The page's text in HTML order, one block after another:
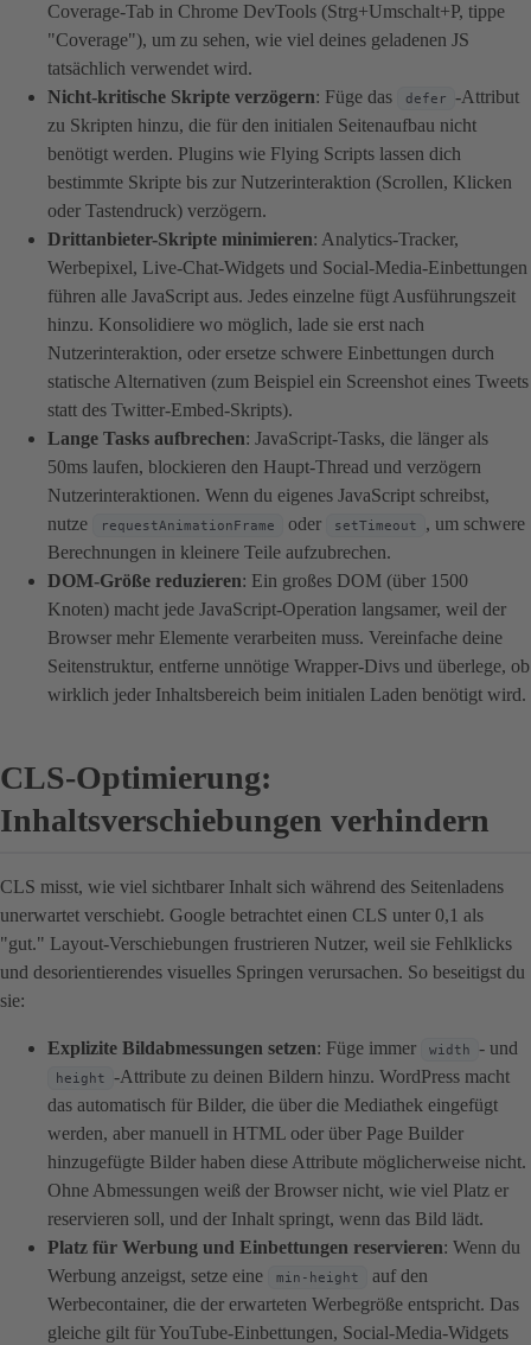
Coverage-Tab in Chrome DevTools (Strg+Umschalt+P, tippe
"Coverage"), um zu sehen, wie viel deines geladenen JS
tatsächlich verwendet wird.
Nicht-kritische Skripte verzögern: Füge das defer -Attribut
zu Skripten hinzu, die für den initialen Seitenaufbau nicht
benötigt werden. Plugins wie Flying Scripts lassen dich
bestimmte Skripte bis zur Nutzerinteraktion (Scrollen, Klicken
oder Tastendruck) verzögern.
Drittanbieter-Skripte minimieren: Analytics-Tracker,
Werbepixel, Live-Chat-Widgets und Social-Media-Einbettungen
führen alle JavaScript aus. Jedes einzelne fügt Ausführungszeit
hinzu. Konsolidiere wo möglich, lade sie erst nach
Nutzerinteraktion, oder ersetze schwere Einbettungen durch
statische Alternativen (zum Beispiel ein Screenshot eines Tweets
statt des Twitter-Embed-Skripts).
Lange Tasks aufbrechen: JavaScript-Tasks, die länger als
50ms laufen, blockieren den Haupt-Thread und verzögern
Nutzerinteraktionen. Wenn du eigenes JavaScript schreibst,
nutze
requestAnimationFrame oder setTimeout
, um schwere
Berechnungen in kleinere Teile aufzubrechen.
DOM-Größe reduzieren: Ein großes DOM (über 1500
Knoten) macht jede JavaScript-Operation langsamer, weil der
Browser mehr Elemente verarbeiten muss. Vereinfache deine
Seitenstruktur, entferne unnötige Wrapper-Divs und überlege, ob
wirklich jeder Inhaltsbereich beim initialen Laden benötigt wird.
CLS-Optimierung:
Inhaltsverschiebungen verhindern
CLS misst, wie viel sichtbarer Inhalt sich während des Seitenladens
unerwartet verschiebt. Google betrachtet einen CLS unter 0,1 als
"gut." Layout-Verschiebungen frustrieren Nutzer, weil sie Fehlklicks
und desorientierendes visuelles Springen verursachen. So beseitigst du
sie:
Explizite Bildabmessungen setzen: Füge immer width - und
height -Attribute zu deinen Bildern hinzu. WordPress macht
das automatisch für Bilder, die über die Mediathek eingefügt
werden, aber manuell in HTML oder über Page Builder
hinzugefügte Bilder haben diese Attribute möglicherweise nicht.
Ohne Abmessungen weiß der Browser nicht, wie viel Platz er
reservieren soll, und der Inhalt springt, wenn das Bild lädt.
Platz für Werbung und Einbettungen reservieren: Wenn du
Werbung anzeigst, setze eine
min-height
auf den
Werbecontainer, die der erwarteten Werbegröße entspricht. Das
gleiche gilt für YouTube-Einbettungen, Social-Media-Widgets